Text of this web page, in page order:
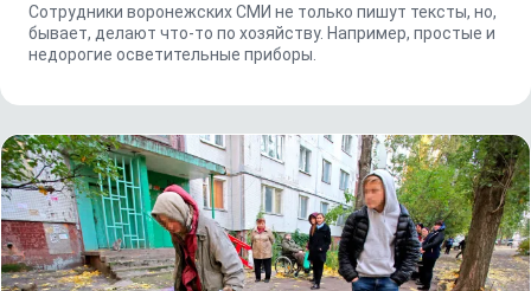
Сотрудники воронежских СМИ не только пишут тексты, но,
бывает, делают что-то по хозяйству. Например, простые и
недорогие осветительные приборы.